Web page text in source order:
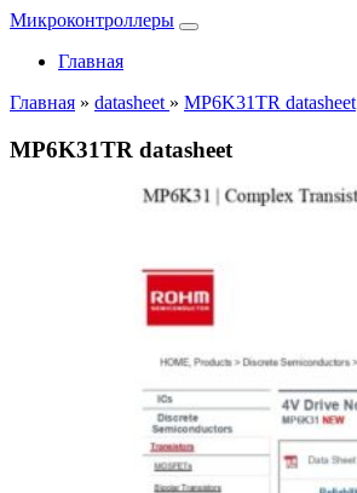
Микроконтроллеры
Главная
Главная » datasheet » MP6K31TR datasheet
MP6K31TR datasheet